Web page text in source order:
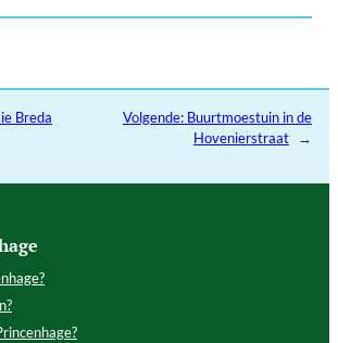
Breda
Volgende: Buurtmoestuin in de
Hovenierstraat
→